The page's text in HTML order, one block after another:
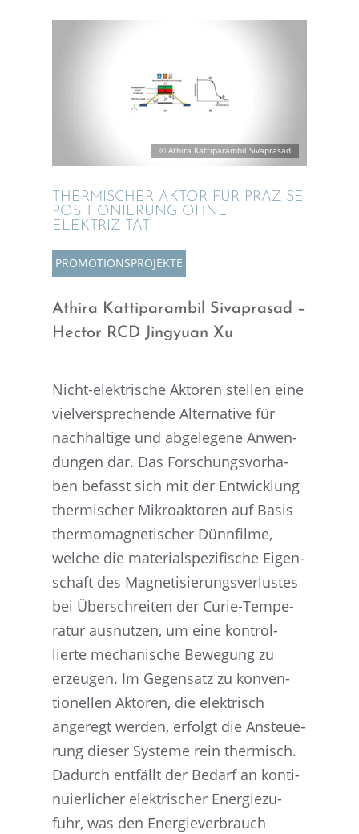
THERMI­SCHER AKTOR FÜR PRÄZISE
POSITIO­NIE­RUNG OHNE
ELEKTRIZITÄT
PROMO­TI­ONS­PRO­JEKTE
Athira Katti­pa­ram­bil Sivapra­sad –
Hector RCD Jingyuan Xu
Nicht-elektri­sche Aktoren stellen eine
vielver­spre­chende Alter­na­tive für
nachhal­tige und abgele­gene Anwen­
dun­gen dar. Das Forschungs­vor­ha­
ben befasst sich mit der Entwick­lung
thermi­scher Mikro­ak­to­ren auf Basis
thermo­ma­gne­ti­scher Dünnfilme,
welche die materi­al­spe­zi­fi­sche Eigen­
schaft des Magne­ti­sie­rungs­ver­lus­tes
bei Überschrei­ten der Curie-Tempe­
ra­tur ausnut­zen, um eine kontrol­
lierte mecha­ni­sche Bewegung zu
erzeu­gen. Im Gegen­satz zu konven­
tio­nel­len Aktoren, die elektrisch
angeregt werden, erfolgt die Ansteue­
rung dieser Systeme rein thermisch.
Dadurch entfällt der Bedarf an konti­
nu­ier­li­cher elektri­scher Energie­zu­
fuhr, was den Energie­ver­brauch
© Athira Katti­pa­ram­bil Sivaprasad